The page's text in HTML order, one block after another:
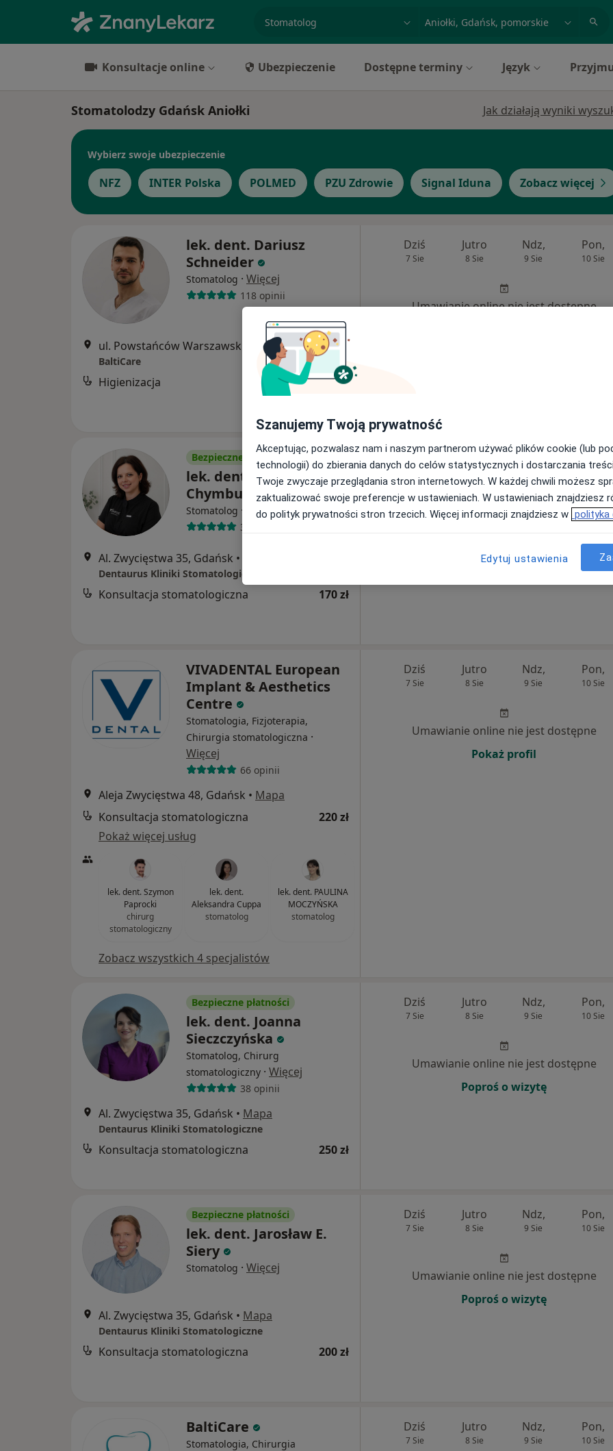
miasto lub dzielnica
Konsultacje online Ubezpieczenie Dostępne terminy Język
Stomatolodzy Gdańsk Aniołki Jak działają wyniki
Wybierz swoje ubezpieczenie
NFZ INTER Polska POLMED PZU Zdrowie Signal Iduna Zobacz więcej
lek. dent. Dariusz
Schneider
Stomatolog · Więcej
118 opinii
ul. Powstańców Warszawskich 19/U2, Gdańsk • Mapa
BaltiCare
Higienizacja 400 zł
Dziś
7 Sie
Jutro
8 Sie
Ndz,
9 Sie
Pon,
10 Sie
Umawianie online nie jest dostępne
Bezpieczne płatności
lek. dent. Katsiaryna
Chymbur
Stomatolog · Więcej
3 opinie
Al. Zwycięstwa 35, Gdańsk •
Dentaurus Kliniki Stomatologiczne
Konsultacja stomatologiczna 170 zł
Dziś
7 Sie
Jutro
8 Sie
Ndz,
9 Sie
Pon,
10 Sie
Umawianie online nie jest dostępne
VIVADENTAL European
Implant & Aesthetics
Centre
Stomatologia, Fizjoterapia,
Chirurgia stomatologiczna ·
Więcej
66 opinii
Aleja Zwycięstwa 48, Gdańsk • Mapa
Konsultacja stomatologiczna
220 zł
Pokaż więcej usług
lek. dent. Szymon
Paprocki
chirurg
stomatologiczny
lek. dent.
Aleksandra Cuppa
stomatolog
lek. dent. PAULINA
MOCZYŃSKA
stomatolog
Zobacz wszystkich 4 specjalistów
Dziś
7 Sie
Jutro
8 Sie
Ndz,
9 Sie
Pon,
10 Sie
Umawianie online nie jest dostępne
Pokaż profil
Bezpieczne płatności
lek. dent. Joanna
Sieczczyńska
Stomatolog, Chirurg
stomatologiczny · Więcej
38 opinii
Al. Zwycięstwa 35, Gdańsk • Mapa
Dentaurus Kliniki Stomatologiczne
Konsultacja stomatologiczna 250 zł
Dziś
7 Sie
Jutro
8 Sie
Ndz,
9 Sie
Pon,
10 Sie
Umawianie online nie jest dostępne
Poproś o wizytę
Bezpieczne płatności
lek. dent. Jarosław E.
Siery
Stomatolog · Więcej
Al. Zwycięstwa 35, Gdańsk • Mapa
Dentaurus Kliniki Stomatologiczne
Konsultacja stomatologiczna 200 zł
Dziś
7 Sie
Jutro
8 Sie
Ndz,
9 Sie
Pon,
10 Sie
Umawianie online nie jest dostępne
Poproś o wizytę
BaltiCare
Stomatologia, Chirurgia
Dziś
7 Sie
Jutro
8 Sie
Ndz,
9 Sie
Pon,
10 Sie
Szanujemy Twoją prywatność
Akceptując, pozwalasz nam i naszym partnerom używać plików cookie (lub
technologii) do zbierania danych do celów statystycznych i dostarczania
Twoje zwyczaje przeglądania stron internetowych. W każdej chwili możesz
zaktualizować swoje preferencje w ustawieniach. W ustawieniach znajdziesz
do polityk prywatności stron trzecich. Więcej informacji znajdziesz w polityka
Edytuj ustawienia